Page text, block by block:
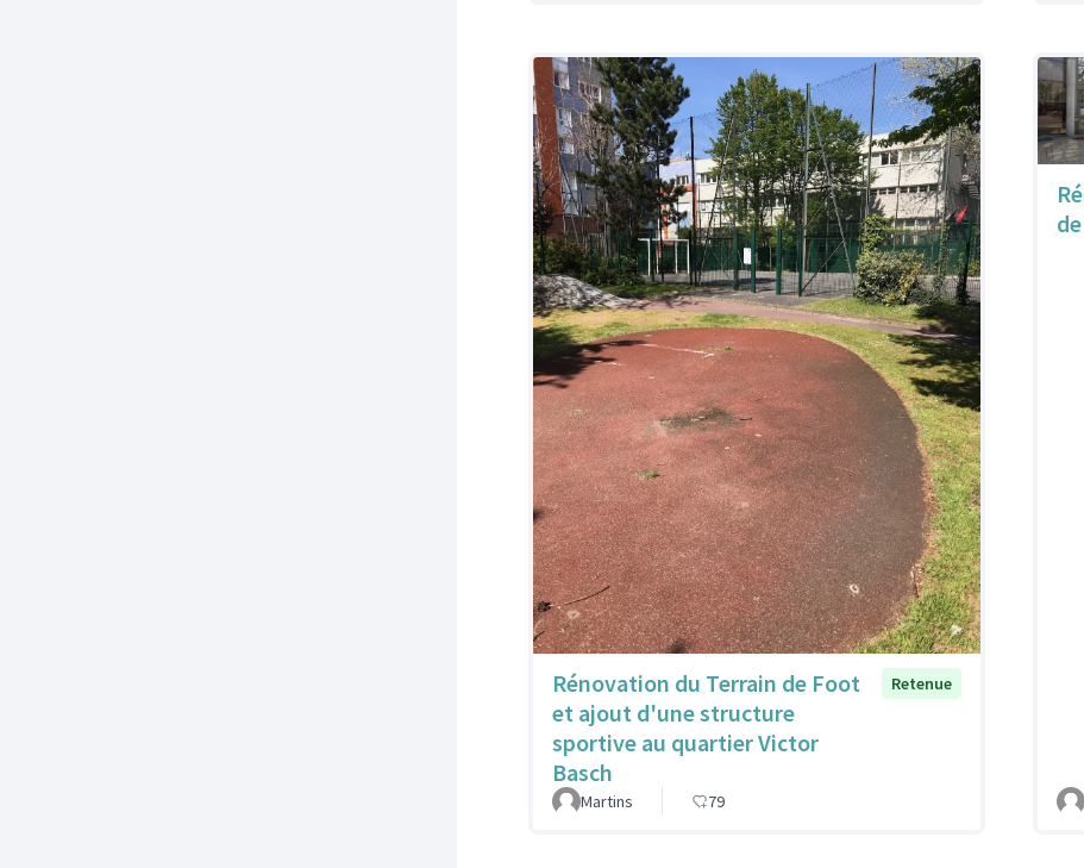
Rénovation du Terrain de Foot
et ajout d'une structure
sportive au quartier Victor
Basch
Retenue
Martins 79